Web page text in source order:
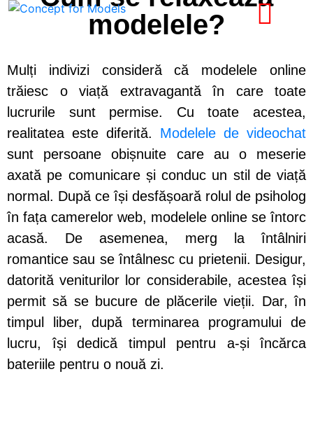
modelele?
Mulți indivizi consideră că modelele online
trăiesc o viață extravagantă în care toate
lucrurile sunt permise. Cu toate acestea,
realitatea este diferită. Modelele de videochat
sunt persoane obișnuite care au o meserie
axată pe comunicare și conduc un stil de viață
normal. După ce își desfășoară rolul de psiholog
în fața camerelor web, modelele online se întorc
acasă. De asemenea, merg la întâlniri
romantice sau se întâlnesc cu prietenii. Desigur,
datorită veniturilor lor considerabile, acestea își
permit să se bucure de plăcerile vieții. Dar, în
timpul liber, după terminarea programului de
lucru, își dedică timpul pentru a-și încărca
bateriile pentru o nouă zi.